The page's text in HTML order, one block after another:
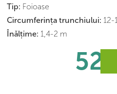
Tip: Foioase
Сircumferința trunchiului: 12-
Înălțime: 1,4-2 m